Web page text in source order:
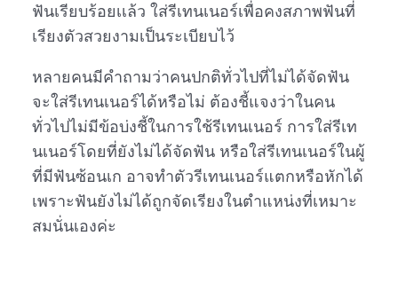
ฟันเรียบร้อยเเล้ว ใส่รีเทนเนอร์เพื่อคงสภาพฟันที่
เรียงตัวสวยงามเป็นระเบียบไว้
หลายคนมีคำถามว่าคนปกติทั่วไปที่ไม่ได้จัดฟัน
จะใส่รีเทนเนอร์ได้หรือไม่ ต้องชี้แจงว่าในคน
ทั่วไปไม่มีข้อบ่งชี้ในการใช้รีเทนเนอร์ การใส่รีเท
นเนอร์โดยที่ยังไม่ได้จัดฟัน หรือใส่รีเทนเนอร์ในผู้
ที่มีฟันซ้อนเก อาจทำตัวรีเทนเนอร์แตกหรือหักได้
เพราะฟันยังไม่ได้ถูกจัดเรียงในตำแหน่งที่เหมาะ
สมนั่นเองค่ะ